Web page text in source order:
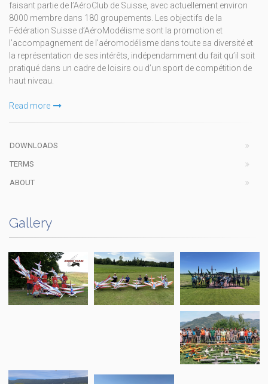
faisant partie de l’AéroClub de Suisse, avec actuellement environ
8000 membre dans 180 groupements. Les objectifs de la
Fédération Suisse d’AéroModélisme sont la promotion et
l’accompagnement de l’aéromodélisme dans toute sa diversité et
la représentation de ses intérêts, indépendamment du fait qu’il soit
pratiqué dans un cadre de loisirs ou d’un sport de compétition de
haut niveau.
Read more
DOWNLOADS
TERMS
ABOUT
Gallery